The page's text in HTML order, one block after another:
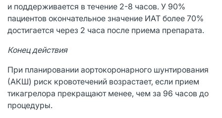
и поддерживается в течение 2-8 часов. У 90%
пациентов окончательное значение ИАТ более 70%
достигается через 2 часа после приема препарата.
Конец действия
При планировании аортокоронарного шунтирования
(АКШ) риск кровотечений возрастает, если прием
тикагрелора прекращают менее, чем за 96 часов до
процедуры.